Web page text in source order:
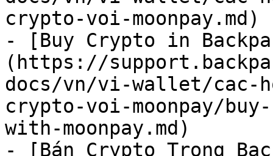
crypto-voi-moonpay.md)
- [Buy Crypto in
(https://
docs/vn/vi-wallet/cac-
crypto-voi-moonpay/
with-moonpay.md)
- [Bán Crypto Trong